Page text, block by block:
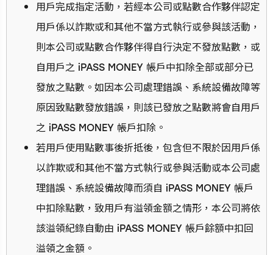
用戶完成指定活動，若經本公司或點數合作夥伴認定
用戶係以詐欺或和其他不當方式執行或參與該活動，
則本公司或點數合作夥伴得自行決定不發放點數，或
自用戶之 iPASS MONEY 帳戶中扣除全部或部分已
發放之點數。如因本公司處理錯誤、系統設備故障等
原因致點數發放錯誤，則該已發放之點數將會自用戶
之 iPASS MONEY 帳戶扣除。
若用戶使用點數事後折抵後，包含但不限於因用戶係
以詐欺或和其他不當方式執行或參與活動或本公司處
理錯誤、系統設備故障而須自 iPASS MONEY 帳戶
中扣除點數，致用戶有溢領金額之情形，本公司將依
該溢領紀錄自動由 iPASS MONEY 帳戶餘額中扣回
溢領之金額。